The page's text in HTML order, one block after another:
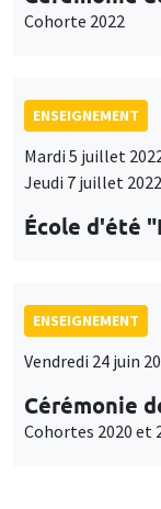
Cohorte 2022
ENSEIGNEMENT
Mardi 5 juillet
Jeudi 7 juillet
École d'été
ENSEIGNEMENT
Vendredi 24 juin
Cérémonie
Cohortes 2020 et